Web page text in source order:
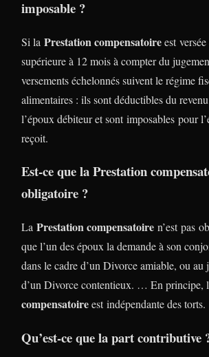
imposable ?
Si la Prestation compensatoireest
supérieure à 12 mois à compter du
versements échelonnés suivent le régime
alimentaires : ils sont déductibles du
l’époux débiteur et sont imposables pour
reçoit.
Est-ce que la Prestation
obligatoire ?
La Prestation compensatoire n’est pas
que l’un des époux la demande à son
dans le cadre d’un Divorce amiable, ou au
d’un Divorce contentieux. … En principe,
compensatoireest indépendante des torts.
Qu’est-ce que la part contributive